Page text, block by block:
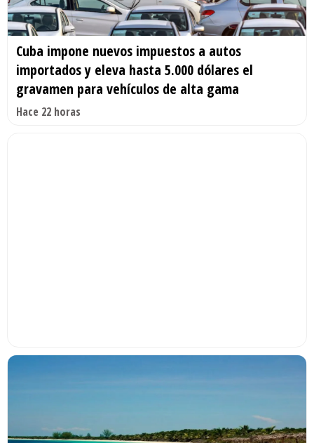
Cuba impone nuevos impuestos a autos
importados y eleva hasta 5.000 dólares el
gravamen para vehículos de alta gama
Hace 22 horas